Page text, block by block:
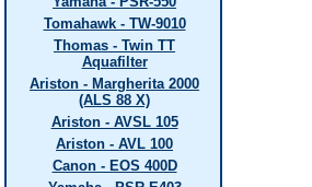
Tomahawk - TW-9010
Thomas - Twin TT
Aquafilter
Ariston - Margherita 2000
(ALS 88 X)
Ariston - AVSL 105
Ariston - AVL 100
Canon - EOS 400D